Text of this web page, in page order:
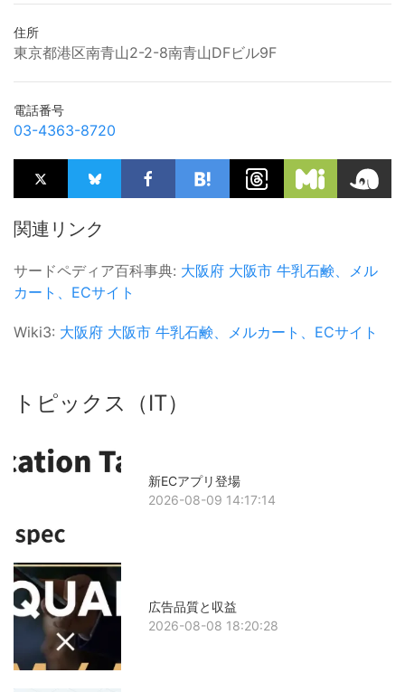
住所
東京都港区南青山2-2-8南青山DFビル9F
電話番号
03-4363-8720
関連リンク
サードペディア百科事典: 大阪府 大阪市 牛乳石鹸、メル
カート、ECサイト
Wiki3: 大阪府 大阪市 牛乳石鹸、メルカート、ECサイト
トピックス（IT）
新ECアプリ登場
2026-08-09 14:17:14
広告品質と収益
2026-08-08 18:20:28